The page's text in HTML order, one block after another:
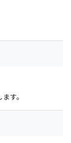
す。